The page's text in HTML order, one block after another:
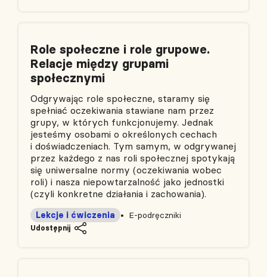
Role społeczne i role grupowe.
Relacje między grupami
społecznymi
Odgrywając role społeczne, staramy się
spełniać oczekiwania stawiane nam przez
grupy, w których funkcjonujemy. Jednak
jesteśmy osobami o określonych cechach
i doświadczeniach. Tym samym, w odgrywanej
przez każdego z nas roli społecznej spotykają
się uniwersalne normy (oczekiwania wobec
roli) i nasza niepowtarzalność jako jednostki
(czyli konkretne działania i zachowania).
E-podręczniki
Lekcje i ćwiczenia
Udostępnij